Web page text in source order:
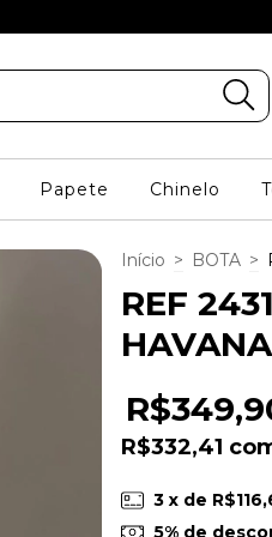
Papete Chinelo
Início > BOTA >
REF
HAVANA
R$332,41
3 x de
5% de